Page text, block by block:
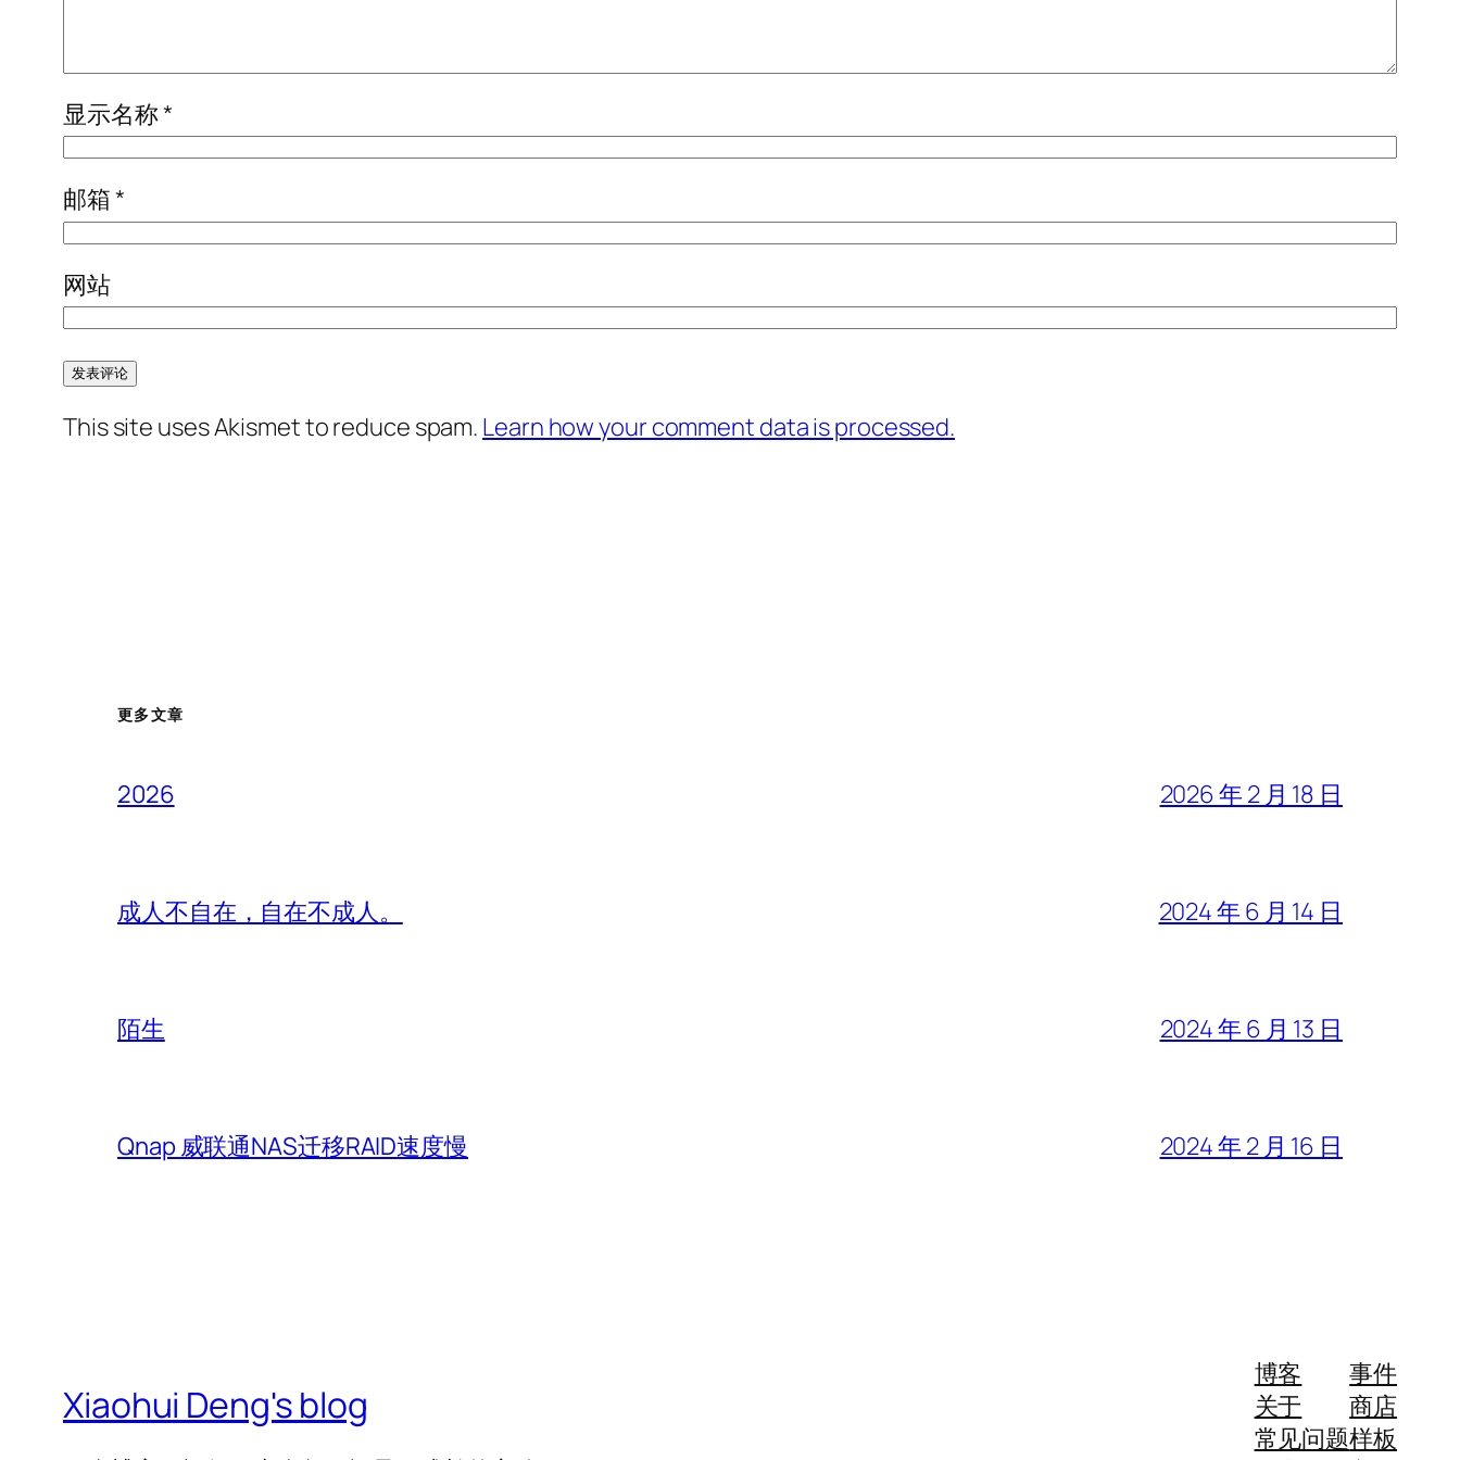
显示名称*
邮箱*
网站
This site uses Akismet to reduce spam. Learn how your comment data is processed.
更多文章
2026 2026 年 2 月 18 日
成人不自在，自在不成人。 2024 年 6 月 14 日
陌生 2024 年 6 月 13 日
Qnap 威联通NAS迁移RAID速度慢 2024 年 2 月 16 日
Xiaohui Deng's blog
博客
关于
常见问题
事件
商店
样板